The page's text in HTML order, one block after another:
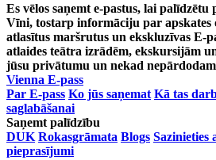
Es vēlos saņemt e-pastus, lai
Vīni, tostarp informāciju par
atlasītus maršrutus un ekskluzīvas E-
atlaides teātra izrādēm, ekskursijām
jūsu privātumu un nekad
Vienna E-pass
Par E-pass Ko jūs saņemat Kā tas
saglabāšanai
Saņemt palīdzību
DUK Rokasgrāmata Blogs Sazinieties
pieprasījumi